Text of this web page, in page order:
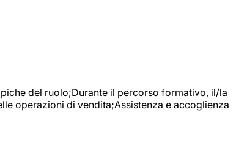
del ruolo;Durante il percorso formativo, il/la
operazioni di vendita;Assistenza e accoglienza